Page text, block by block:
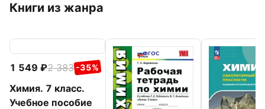
Книги из жанра
1 549 2 383 -35%
Химия. 7 класс.
Учебное пособие